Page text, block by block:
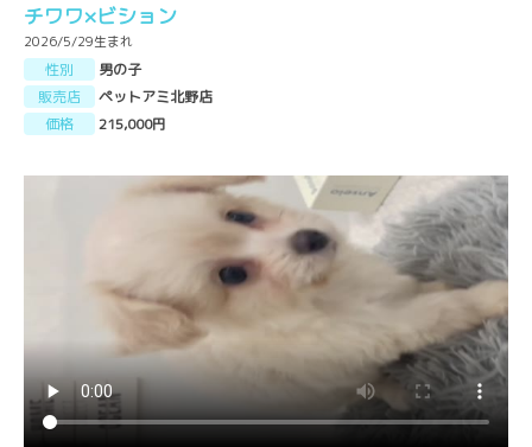
チワワ×ビション
2026/5/29生まれ
性別
男の子
販売店
ペットアミ北野店
価格
215,000円